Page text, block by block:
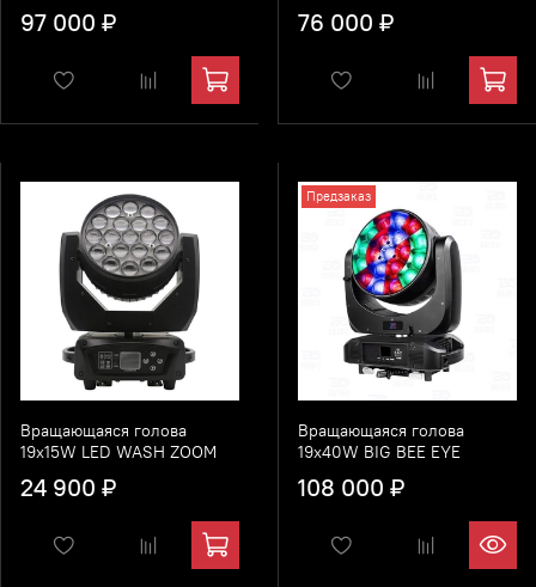
97 000 ₽ 76 000 ₽
Вращающаяся голова
19x15W LED WASH ZOOM
24 900 ₽
Предзаказ
Вращающаяся голова
19x40W BIG BEE EYE
108 000 ₽